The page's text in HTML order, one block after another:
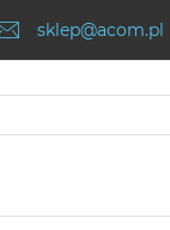
sklep@acom.pl